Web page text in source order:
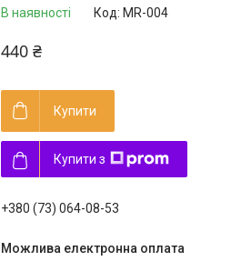
В наявності Код: MR-004
440 ₴
Купити
Купити з
+380 (73) 064-08-53